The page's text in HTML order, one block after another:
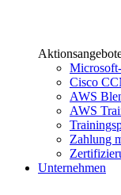
Cisco
AWS
AWS
Zahlung
Unternehmen